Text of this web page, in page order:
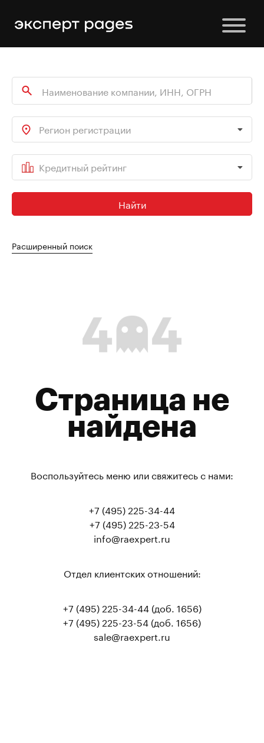
Регион регистрации
Кредитный рейтинг
Найти
Расширенный поиск
Страница не
найдена
Воспользуйтесь меню или свяжитесь с нами:
+7 (495) 225-34-44
+7 (495) 225-23-54
info@raexpert.ru
Отдел клиентских отношений:
+7 (495) 225-34-44 (доб. 1656)
+7 (495) 225-23-54 (доб. 1656)
sale@raexpert.ru